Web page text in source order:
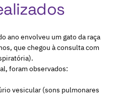
ano envolveu um gato da raça
que chegou à consulta com
foram observados:
vesicular (sons pulmonares